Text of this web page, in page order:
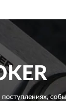
поступлениях,